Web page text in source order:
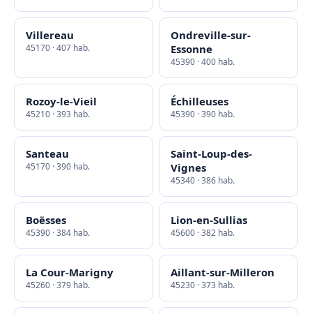
Villereau
45170 · 407 hab.
Ondreville-sur-
Essonne
45390 · 400 hab.
Rozoy-le-Vieil
45210 · 393 hab.
Échilleuses
45390 · 390 hab.
Santeau
45170 · 390 hab.
Saint-Loup-des-
Vignes
45340 · 386 hab.
Boësses
45390 · 384 hab.
Lion-en-Sullias
45600 · 382 hab.
La Cour-Marigny
45260 · 379 hab.
Aillant-sur-Milleron
45230 · 373 hab.